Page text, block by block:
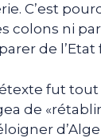
C’est
colons ni
de l’Etat
fut tout
de